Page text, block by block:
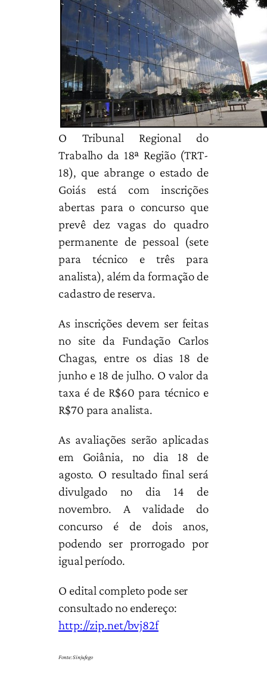
O Tribunal Regional do
Trabalho da 18ª Região (TRT-
18), que abrange o estado de
Goiás está com inscrições
abertas para o concurso que
prevê dez vagas do quadro
permanente de pessoal (sete
para técnico e três para
analista), além da formação de
cadastro de reserva.
As inscrições devem ser feitas
no site da Fundação Carlos
Chagas, entre os dias 18 de
junho e 18 de julho. O valor da
taxa é de R$60 para técnico e
R$70 para analista.
As avaliações serão aplicadas
em Goiânia, no dia 18 de
agosto. O resultado final será
divulgado no dia 14 de
novembro. A validade do
concurso é de dois anos,
podendo ser prorrogado por
igual período.
O edital completo pode ser
consultado no endereço:
http://zip.net/bvj82f
Fonte:Sinjufego